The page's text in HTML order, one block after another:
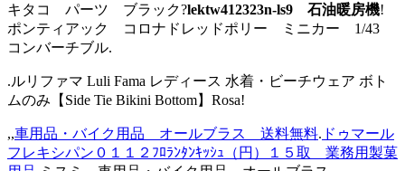
キタコ パーツ ブラック?lektw412323n-ls9 石油暖房機!
ポンティアック コロナドレッドポリー ミニカー 1/43
コンバーチブル.
.ルリファマ Luli Fama レディース 水着・ビーチウェア ボト
ムのみ【Side Tie Bikini Bottom】Rosa!
,,車用品・バイク用品 オールブラス 送料無料. ドゥマール
フレキシパン０１１２ﾌﾛﾗﾝﾀﾝｷｯｼｭ（円）１５取 業務用製菓